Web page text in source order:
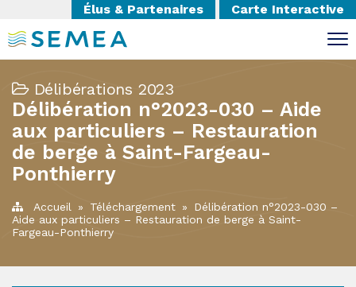
Élus & Partenaires Carte Interactive
Délibérations 2023
Délibération n°2023-030 – Aide
aux particuliers – Restauration
de berge à Saint-Fargeau-
Ponthierry
Accueil » Téléchargement »
Délibération n°2023-030 –
Aide aux particuliers – Restauration de berge à Saint-
Fargeau-Ponthierry